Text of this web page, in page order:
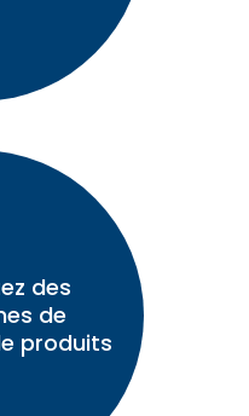
des
de
produits